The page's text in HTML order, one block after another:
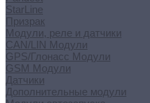
StarLine
Призрак
Модули, реле и датчики
CAN/LIN Модули
GPS/Глонасс Модули
GSM Модули
Датчики
Дополнительные модули